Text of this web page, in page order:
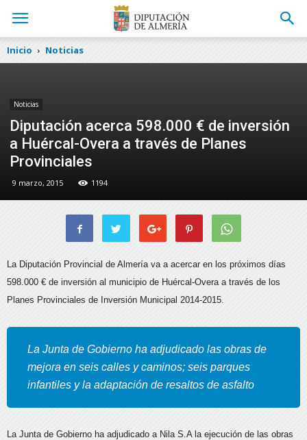
Inicio Noticias
Noticias
Diputación acerca 598.000 € de inversión
a Huércal-Overa a través de Planes
Provinciales
9 marzo, 2015 1194
La Diputación Provincial de Almería va a acercar en los próximos días
598.000 € de inversión al municipio de Huércal-Overa a través de los
Planes Provinciales de Inversión Municipal 2014-2015.
La Junta de Gobierno ha adjudicado las obras de
mejora en seis calles y caminos; seis parques
infantiles y la adaptación de resaltos de asfalto
La Junta de Gobierno ha adjudicado a Nila S.A la ejecución de las obras